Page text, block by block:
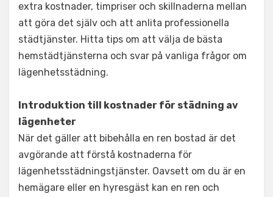
extra kostnader, timpriser och skillnaderna mellan
att göra det själv och att anlita professionella
städtjänster. Hitta tips om att välja de bästa
hemstädtjänsterna och svar på vanliga frågor om
lägenhetsstädning.
Introduktion till kostnader för städning av
lägenheter
När det gäller att bibehålla en ren bostad är det
avgörande att förstå kostnaderna för
lägenhetsstädningstjänster. Oavsett om du är en
hemägare eller en hyresgäst kan en ren och